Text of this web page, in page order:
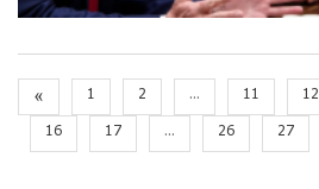
« 1 2 ... 11 12
16
17 ... 26 27